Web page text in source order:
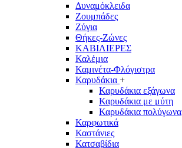
Δυναμόκλειδα
Ζουμπάδες
Ζύγια
Θήκες-Ζώνες
ΚΑΒΙΛΙΕΡΕΣ
Καλέμια
Καμινέτα-Φλόγιστρα
Καρυδάκια +
Καρυδάκια εξάγωνα
Καρυδάκια με μύτη
Καρυδάκια πολύγωνα
Καρφωτικά
Καστάνιες
Κατσαβίδια